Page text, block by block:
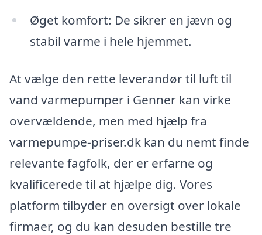
Øget komfort: De sikrer en jævn og
stabil varme i hele hjemmet.
At vælge den rette leverandør til luft til
vand varmepumper i Genner kan virke
overvældende, men med hjælp fra
varmepumpe-priser.dk kan du nemt finde
relevante fagfolk, der er erfarne og
kvalificerede til at hjælpe dig. Vores
platform tilbyder en oversigt over lokale
firmaer, og du kan desuden bestille tre